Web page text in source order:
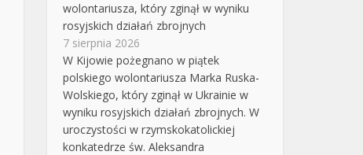
wolontariusza, który zginął w wyniku
rosyjskich działań zbrojnych
7 sierpnia 2026
W Kijowie pożegnano w piątek
polskiego wolontariusza Marka Ruska-
Wolskiego, który zginął w Ukrainie w
wyniku rosyjskich działań zbrojnych. W
uroczystości w rzymskokatolickiej
konkatedrze św. Aleksandra